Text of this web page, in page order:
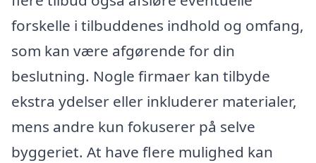
forskelle i tilbuddenes indhold og omfang,
som kan være afgørende for din
beslutning. Nogle firmaer kan tilbyde
ekstra ydelser eller inkluderer materialer,
mens andre kun fokuserer på selve
byggeriet. At have flere mulighed kan